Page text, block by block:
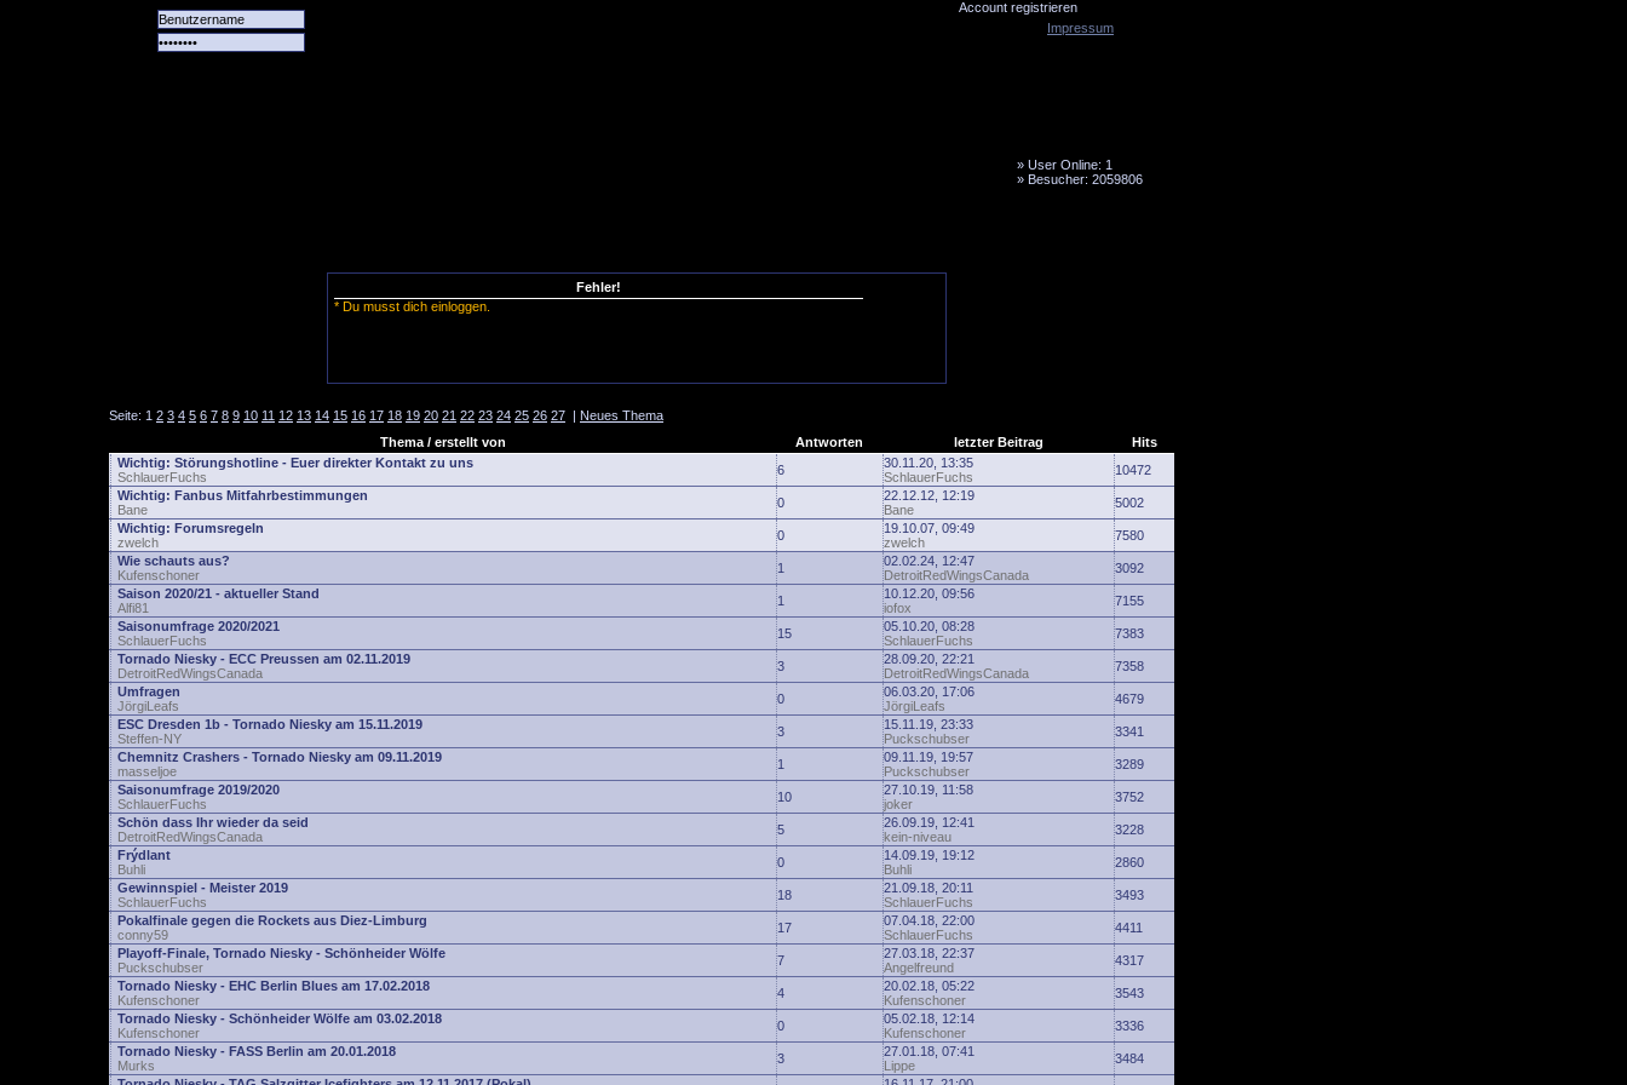
Account registrieren
» User Online: 1
» Besucher: 2059806
Fehler!
* Du musst dich einloggen.
Seite: 1 2 3 4 5 6 7 8 9 10 11 12 13 14 15 16 17 18 19 20 21 22 23 24 25 26 27 | Neues Thema
Thema / erstellt von
Antworten letzter Beitrag
Hits
Wichtig: Störungshotline - Euer direkter Kontakt zu uns
SchlauerFuchs
6
30.11.20, 13:35
SchlauerFuchs
10472
Wichtig: Fanbus Mitfahrbestimmungen
Bane
0
22.12.12, 12:19
Bane
5002
Wichtig: Forumsregeln
zwelch
0
19.10.07, 09:49
zwelch
7580
Wie schauts aus?
Kufenschoner
1
02.02.24, 12:47
DetroitRedWingsCanada
3092
Saison 2020/21 - aktueller Stand
Alfi81
1
10.12.20, 09:56
iofox
7155
Saisonumfrage 2020/2021
SchlauerFuchs
15
05.10.20, 08:28
SchlauerFuchs
7383
Tornado Niesky - ECC Preussen am 02.11.2019
DetroitRedWingsCanada
3
28.09.20, 22:21
DetroitRedWingsCanada
7358
Umfragen
JörgiLeafs
0
06.03.20, 17:06
JörgiLeafs
4679
ESC Dresden 1b - Tornado Niesky am 15.11.2019
Steffen-NY
3
15.11.19, 23:33
Puckschubser
3341
Chemnitz Crashers - Tornado Niesky am 09.11.2019
masseljoe
1
09.11.19, 19:57
Puckschubser
3289
Saisonumfrage 2019/2020
SchlauerFuchs
10
27.10.19, 11:58
joker
3752
Schön dass Ihr wieder da seid
DetroitRedWingsCanada
5
26.09.19, 12:41
kein-niveau
3228
Frýdlant
Buhli
0
14.09.19, 19:12
Buhli
2860
Gewinnspiel - Meister 2019
SchlauerFuchs
18
21.09.18, 20:11
SchlauerFuchs
3493
Pokalfinale gegen die Rockets aus Diez-Limburg
conny59
17
07.04.18, 22:00
SchlauerFuchs
4411
Playoff-Finale, Tornado Niesky - Schönheider Wölfe
Puckschubser
7
27.03.18, 22:37
Angelfreund
4317
Tornado Niesky - EHC Berlin Blues am 17.02.2018
Kufenschoner
4
20.02.18, 05:22
Kufenschoner
3543
Tornado Niesky - Schönheider Wölfe am 03.02.2018
Kufenschoner
0
05.02.18, 12:14
Kufenschoner
3336
Tornado Niesky - FASS Berlin am 20.01.2018
Murks
3
27.01.18, 07:41
Lippe
3484
Impressum